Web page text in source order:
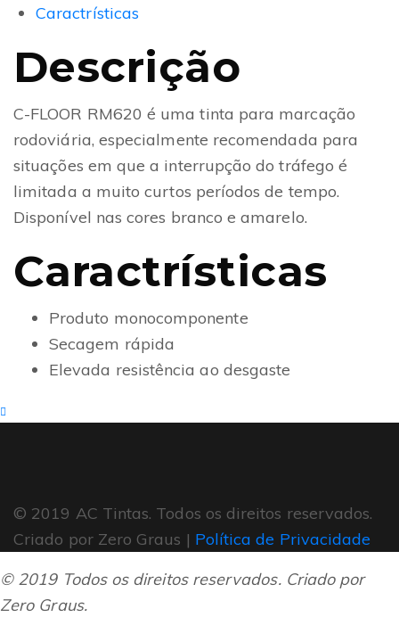
Caractrísticas
Descrição
C-FLOOR RM620 é uma tinta para marcação
rodoviária, especialmente recomendada para
situações em que a interrupção do tráfego é
limitada a muito curtos períodos de tempo.
Disponível nas cores branco e amarelo.
Caractrísticas
Produto monocomponente
Secagem rápida
Elevada resistência ao desgaste
© 2019 AC Tintas. Todos os direitos reservados.
Criado por Zero Graus | Política de Privacidade
© 2019 Todos os direitos reservados. Criado por
Zero Graus.